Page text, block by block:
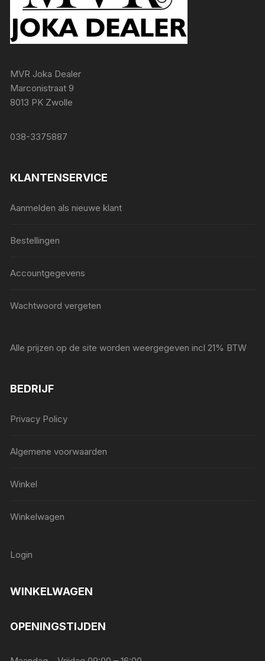
MVR Joka Dealer
Marconistraat 9
8013 PK Zwolle
038-3375887
KLANTENSERVICE
Aanmelden als nieuwe klant
Bestellingen
Accountgegevens
Wachtwoord vergeten
Alle prijzen op de site worden weergegeven incl 21% BTW
BEDRIJF
Privacy Policy
Algemene voorwaarden
Winkel
Winkelwagen
Login
WINKELWAGEN
OPENINGSTIJDEN